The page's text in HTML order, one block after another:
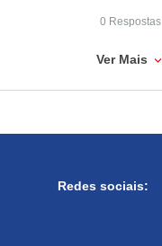
0 Respostas
Ver Mais
Redes sociais: